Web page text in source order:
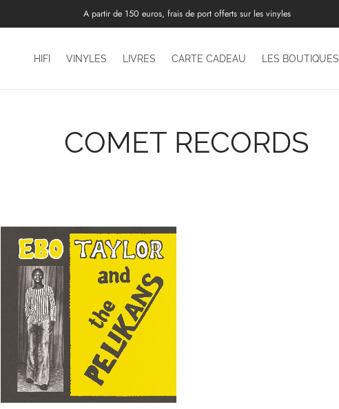
A partir de 150 euros, frais de port offerts sur les vinyles
HIFI VINYLES LIVRES CARTE CADEAU LES BOUTIQUES
COMET RECORDS